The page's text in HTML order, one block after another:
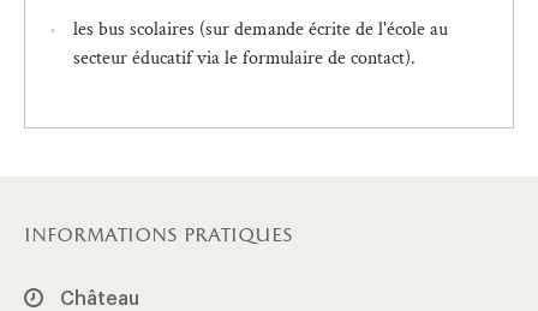
les bus scolaires (sur demande écrite de l'école au
secteur éducatif via le formulaire de contact).
informations pratiques
Château